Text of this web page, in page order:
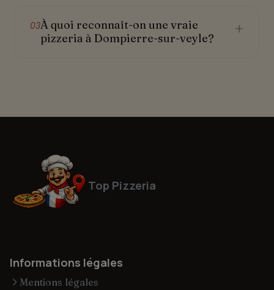
03À quoi reconnaît-on une vraie
pizzeria à Dompierre-sur-veyle?
+
Top Pizzeria
Informations légales
Mentions légales